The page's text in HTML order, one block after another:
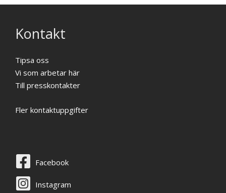
Kontakt
Tipsa oss
Vi som arbetar här
Till presskontakter
Fler kontaktuppgifter
Facebook
Instagram